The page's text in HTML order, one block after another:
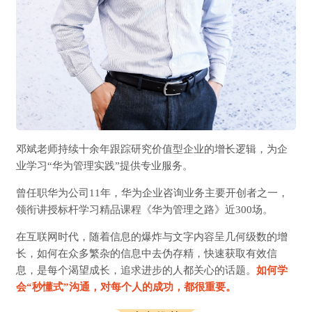
邓斌老师持续十余年跟踪研究价值型企业的增长逻辑，为企
业学习“华为管理实践”提供专业服务。
曾任职华为公司11年，华为企业咨询业务主要开创者之一，
领衔讲授标杆学习精品课程《华为管理之路》近300场。
在互联网时代，随着信息的爆炸与文字内容呈几何级数的增
长，如何在众多繁杂的信息中去伪存精，快速获取有效信
息，是每个渴望成长，追求进步的人都关心的话题。 如何学
会“秒懂式”沟通，对每个人的成功，都很重要。